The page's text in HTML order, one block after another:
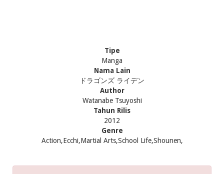
Tipe
Manga
Nama Lain
ドラゴンズ ライデン
Author
Watanabe Tsuyoshi
Tahun Rilis
2012
Genre
Action,Ecchi,Martial Arts,School Life,Shounen,